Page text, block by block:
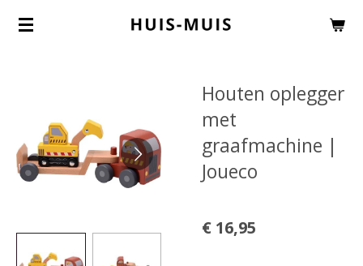
Ga
hoofdinhoud
Houten oplegger
met
graafmachine |
Joueco
€ 16,95